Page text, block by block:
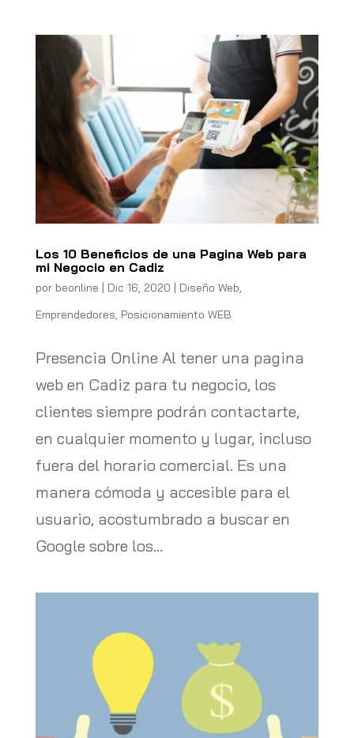
Los 10 Beneficios de una Pagina Web para
mi Negocio en Cadiz
por beonline | Dic 16, 2020 | Diseño Web,
Emprendedores, Posicionamiento WEB
Presencia Online Al tener una pagina
web en Cadiz para tu negocio, los
clientes siempre podrán contactarte,
en cualquier momento y lugar, incluso
fuera del horario comercial. Es una
manera cómoda y accesible para el
usuario, acostumbrado a buscar en
Google sobre los...